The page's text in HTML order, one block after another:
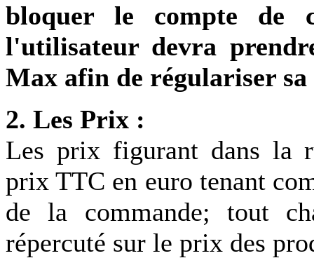
bloquer le compte de
l'utilisateur devra
Max afin de régulariser
2. Les Prix :
Les prix figurant dans la
prix TTC en euro tenant
de la commande; tout
répercuté sur le prix des